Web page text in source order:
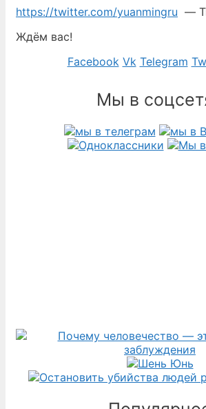
https://twitter.com/yuanmingru —
Ждём вас!
Facebook Vk Telegram
Мы в